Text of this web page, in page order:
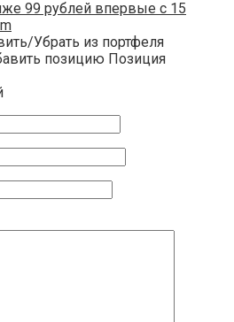
99 рублей впервые с 15
Убрать из портфеля
позицию Позиция